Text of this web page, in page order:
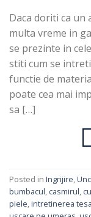
Daca doriti ca un
multa vreme in
se prezinte in
stiti cum se
functie de
poate cea mai
sa […]
Posted in Ingrijire,
bumbacul, casmirul,
piele,intretinerea